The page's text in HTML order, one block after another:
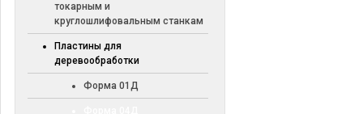
токарным и
круглошлифовальным станкам
Пластины для
деревообработки
Форма 01Д